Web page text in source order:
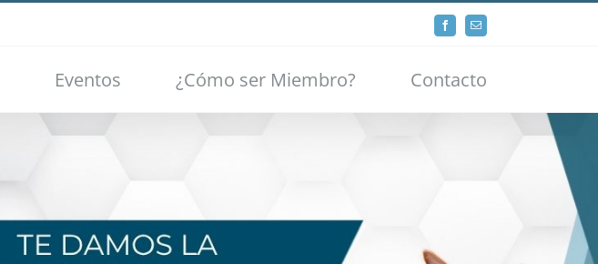
FacebookEmail
Eventos ¿Cómo ser Miembro? Contacto